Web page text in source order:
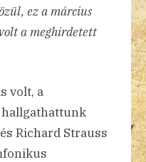
ez a március
a meghirdetett
volt, a
hallgathattunk
Richard Strauss